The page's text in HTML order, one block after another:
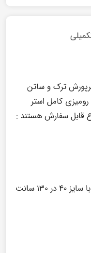
ترک و ساتن
کامل استر
قابل سفارش هستند :
۱۳۰ سانت